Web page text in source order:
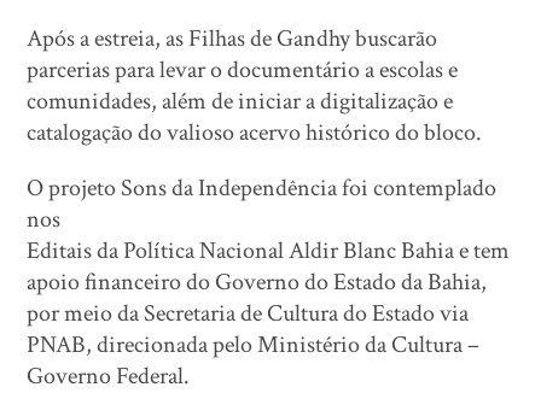
Após a estreia, as Filhas de Gandhy buscarão
parcerias para levar o documentário a escolas e
comunidades, além de iniciar a digitalização e
catalogação do valioso acervo histórico do bloco.
O projeto Sons da Independência foi contemplado
nos
Editais da Política Nacional Aldir Blanc Bahia e tem
apoio financeiro do Governo do Estado da Bahia,
por meio da Secretaria de Cultura do Estado via
PNAB, direcionada pelo Ministério da Cultura –
Governo Federal.